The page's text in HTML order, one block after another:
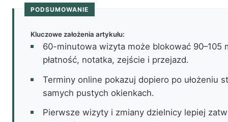
PODSUMOWANIE
Kluczowe założenia artykułu:
60-minutowa wizyta może blokować 90–105
płatność, notatka, zejście i przejazd.
Terminy online pokazuj dopiero po ułożeniu
samych pustych okienkach.
Pierwsze wizyty i zmiany dzielnicy lepiej